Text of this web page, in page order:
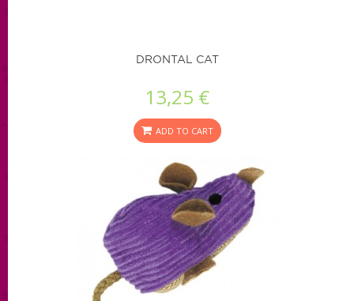
DRONTAL CAT
13,25 €
ADD TO CART